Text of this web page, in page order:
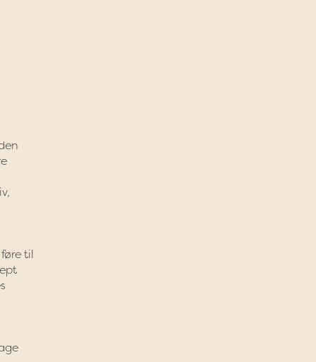
til